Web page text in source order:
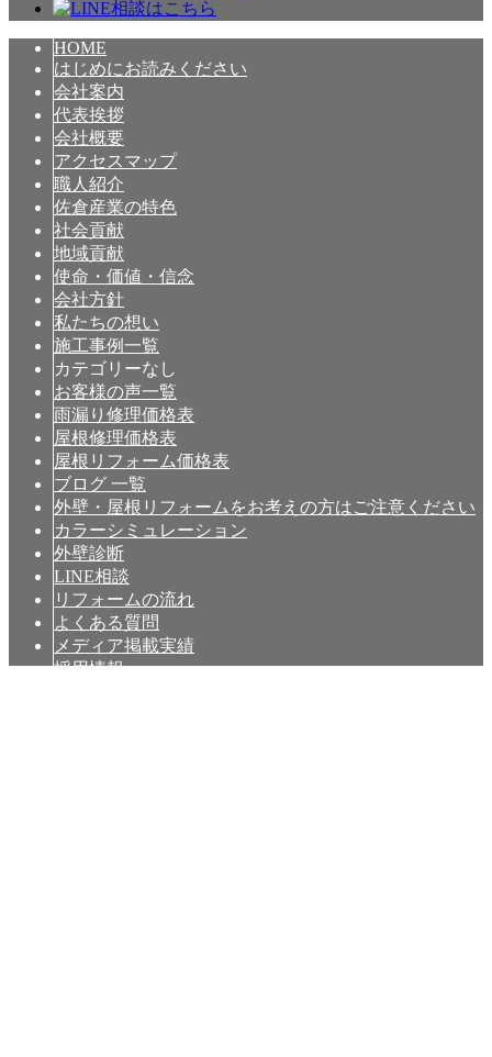
HOME
はじめにお読みください
会社案内
代表挨拶
会社概要
アクセスマップ
職人紹介
佐倉産業の特色
社会貢献
地域貢献
使命・価値・信念
会社方針
私たちの想い
施工事例一覧
カテゴリーなし
お客様の声一覧
雨漏り修理価格表
屋根修理価格表
屋根リフォーム価格表
ブログ 一覧
外壁・屋根リフォームをお考えの方はご注意ください
カラーシミュレーション
外壁診断
LINE相談
リフォームの流れ
よくある質問
メディア掲載実績
採用情報